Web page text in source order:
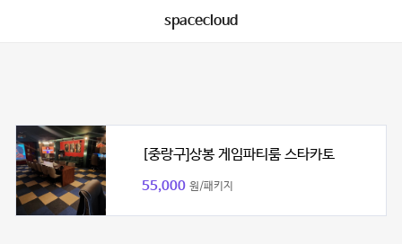
spacecloud
[중랑구]상봉 게임파티룸 스타카토
55,000 원/패키지